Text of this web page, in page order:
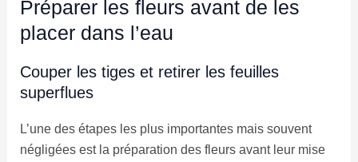
Préparer les fleurs avant de les
placer dans l’eau
Couper les tiges et retirer les feuilles
superflues
L’une des étapes les plus importantes mais souvent
négligées est la préparation des fleurs avant leur mise